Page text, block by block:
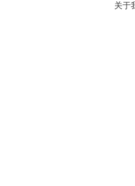
关于